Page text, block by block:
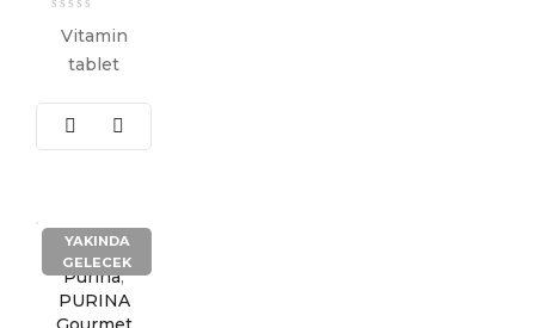
Vitamin
tablet
YAKINDA
GELECEK
Purina,
PURINA